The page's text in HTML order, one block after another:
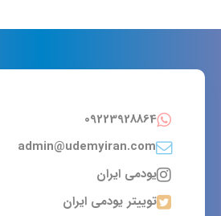
09223928864
admin@udemyiran.com
یودمی ایران
توییتر یودمی ایران